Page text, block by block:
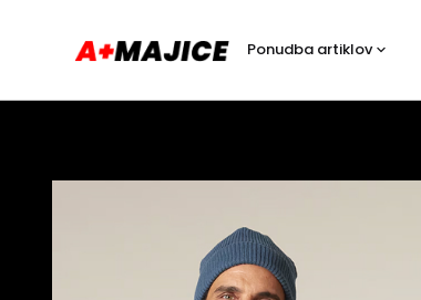
Ponudba artiklov